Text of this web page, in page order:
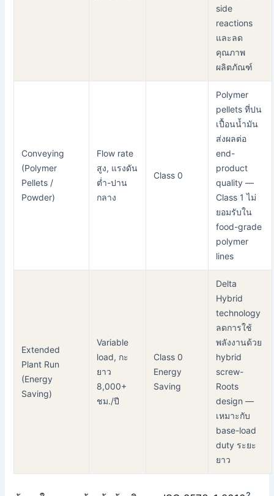
side
reactions
และลด
คุณภาพ
ผลิตภัณฑ์
Conveying
(Polymer
Pellets /
Powder)
Flow rate
สูง, แรงดัน
ต่ำ-ปาน
กลาง
Class 0
Polymer
pellets ที่ปน
เปื้อนน้ำมัน
ส่งผลต่อ
end-
product
quality —
Class 1 ไม่
ยอมรับใน
food-grade
polymer
lines
Extended
Plant Run
(Energy
Saving)
Variable
load, กะ
ยาว
8,000+
ชม./ปี
Class 0
Energy
Saving
Delta
Hybrid
technology
ลดการใช้
พลังงานด้วย
hybrid
screw-
Roots
design —
เหมาะกับ
base-load
duty ระยะ
ยาว